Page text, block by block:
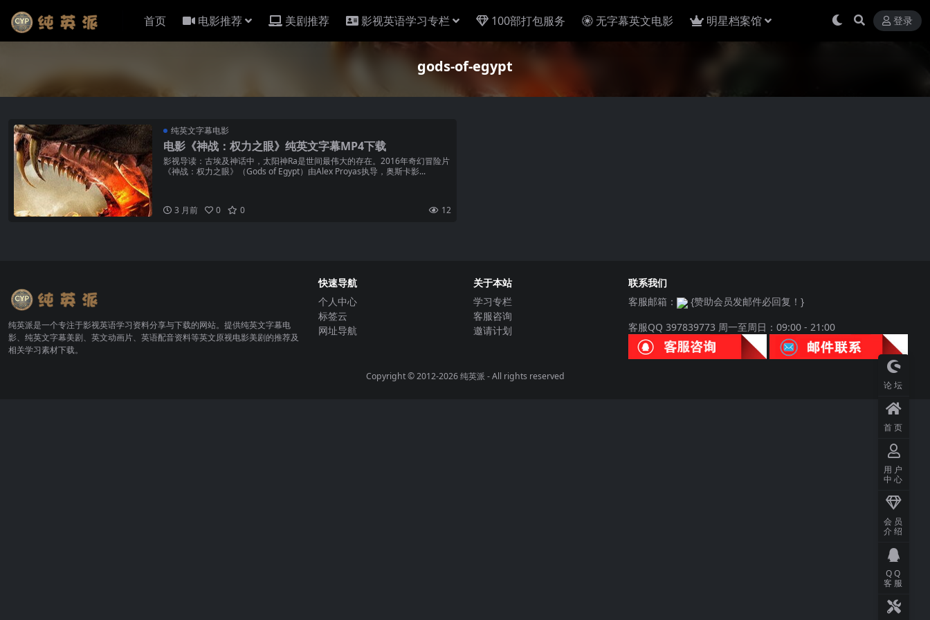
首页 电影推荐 美剧推荐 影视英语学习专栏 100部打包服务 无字幕英文电影 明星档案馆 登录
gods-of-egypt
纯英文字幕电影
电影《神战：权力之眼》纯英文字幕MP4下载
影视导读：古埃及神话中，太阳神Ra是世间最伟大的存在。2016年奇幻冒险片
《神战：权力之眼》（Gods of Egypt）由Alex Proyas执导，奥斯卡影...
3 月前 0 0 12
纯英派是一个专注于影视英语学习资料分享与下载的网站。提供纯英文字幕电
影、纯英文字幕美剧、英文动画片、英语配音资料等英文原视电影美剧的推荐及
相关学习素材下载。
快速导航
个人中心
标签云
网址导航
关于本站
学习专栏
客服咨询
邀请计划
联系我们
客服邮箱：
{赞助会员发邮件必回复！}
客服QQ 397839773 周一至周日：09:00 - 21:00
Copyright © 2012-2026纯英派 - All rights reserved
论坛
首页
用户
中心
会员
介绍
QQ
客服